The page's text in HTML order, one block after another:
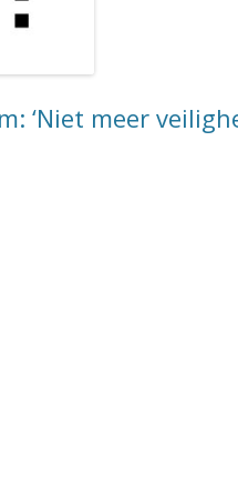
‘Niet meer